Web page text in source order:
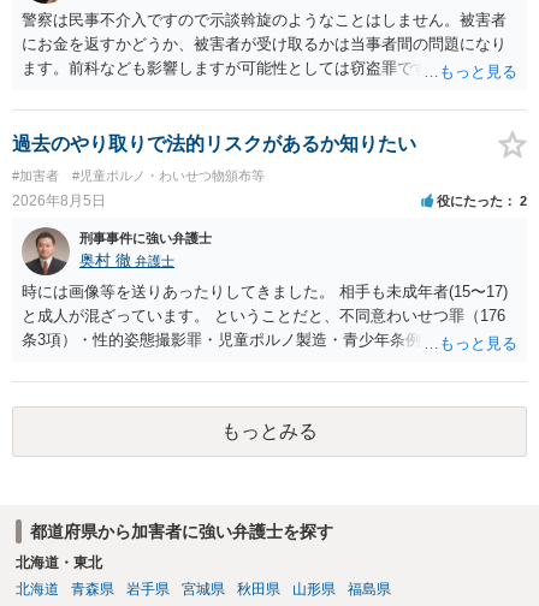
警察は民事不介入ですので示談斡旋のようなことはしません。被害者
にお金を返すかどうか、被害者が受け取るかは当事者間の問題になり
ます。前科なども影響しますが可能性としては窃盗罪ですので、逮捕
過去のやり取りで法的リスクがあるか知りたい
#加害者 #児童ポルノ・わいせつ物頒布等
2026年8月5日 役にたった 2
刑事事件に強い弁護士
奥村 徹 弁護士
時には画像等を送りあったりしてきました。 相手も未成年者(15〜17)
と成人が混ざっています。 ということだと、不同意わいせつ罪（176
条3項）・性的姿態撮影罪・児童ポルノ製造・青少年条例違反（わいせ
で、警察にバレれば、それなりの捜査を受けるでしょう。
もっとみる
都道府県から加害者に強い弁護士を探す
北海道・東北
北海道
青森県 岩手県 宮城県 秋田県 山形県 福島県